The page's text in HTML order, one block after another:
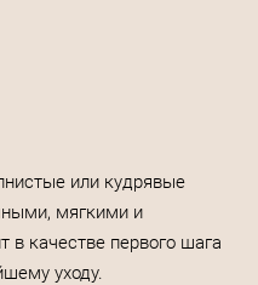
или кудрявые
мягкими и
в качестве первого шага
уходу.